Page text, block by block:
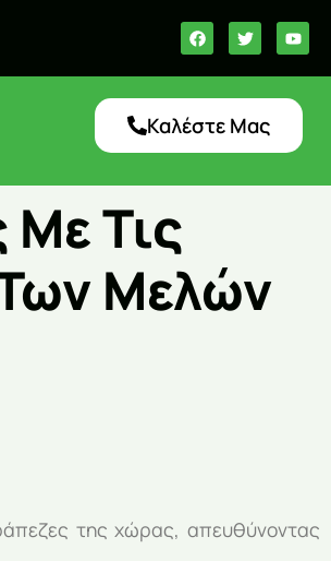
Καλέστε Μας
Με Τις
Μελών
της χώρας, απευθύνοντας